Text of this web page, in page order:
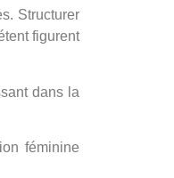
Structurer
figurent
dans la
féminine